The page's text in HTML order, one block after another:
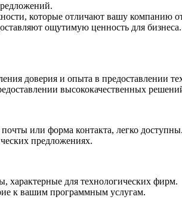
которые отличают вашу компанию
ощутимую ценность для бизнеса.
доверия и опыта в предоставлении
высококачественных
или форма контакта, легко доступны.
предложениях.
характерные для технологических фирм.
к вашим программным услугам.